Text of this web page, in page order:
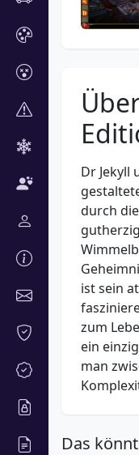
Dr Jekyll
durch
ist sein
zum
ein
man
Das